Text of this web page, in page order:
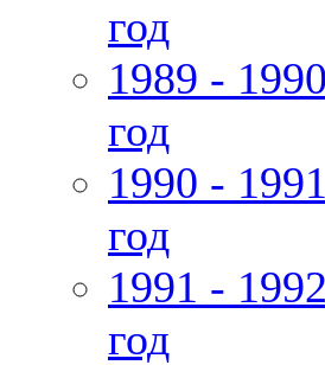
год
1989 -
год
1990 -
год
1991 -
год